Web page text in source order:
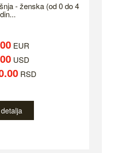
- ženska (od 0 do 4
EUR
USD
RSD